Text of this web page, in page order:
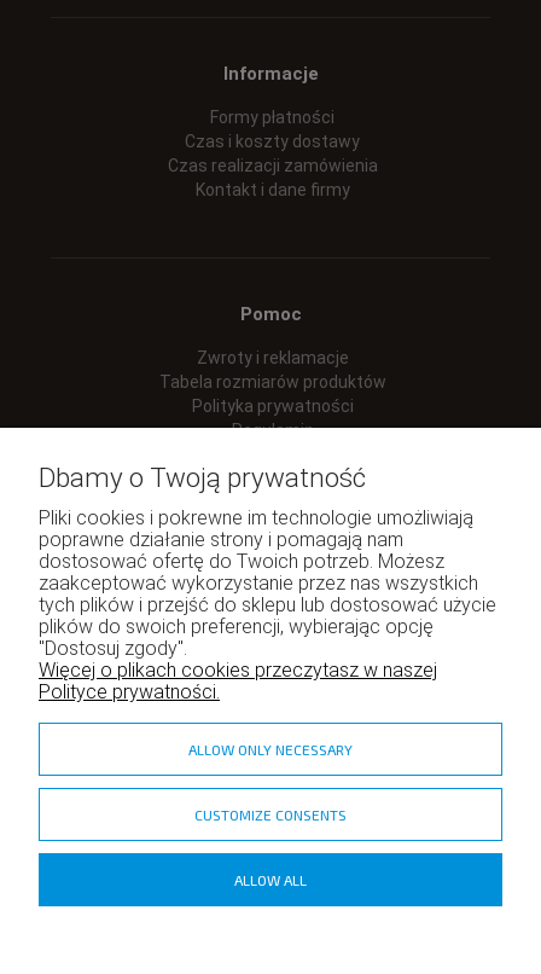
Informacje
Formy płatności
Czas i koszty dostawy
Czas realizacji zamówienia
Kontakt i dane firmy
Pomoc
Zwroty i reklamacje
Tabela rozmiarów produktów
Polityka prywatności
Regulamin
Moje konto
Twoje zamówienia
Program lojalnościowy
Dbamy o Twoją prywatność
Pliki cookies i pokrewne im technologie umożliwiają
poprawne działanie strony i pomagają nam
dostosować ofertę do Twoich potrzeb. Możesz
zaakceptować wykorzystanie przez nas wszystkich
tych plików i przejść do sklepu lub dostosować użycie
plików do swoich preferencji, wybierając opcję
"Dostosuj zgody".
Więcej o plikach cookies przeczytasz w naszej
Polityce prywatności.
ALLOW ONLY NECESSARY
CUSTOMIZE CONSENTS
ALLOW ALL